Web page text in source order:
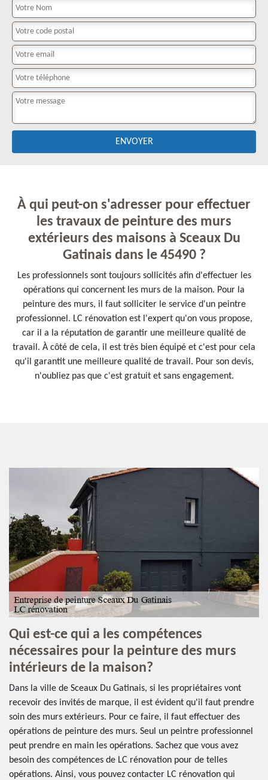
À qui peut-on s'adresser pour effectuer
les travaux de peinture des murs
extérieurs des maisons à Sceaux Du
Gatinais dans le 45490 ?
Les professionnels sont toujours sollicités afin d'effectuer les
opérations qui concernent les murs de la maison. Pour la
peinture des murs, il faut solliciter le service d'un peintre
professionnel. LC rénovation est l'expert qu'on vous propose,
car il a la réputation de garantir une meilleure qualité de
travail. À côté de cela, il est très bien équipé et c'est pour cela
qu'il garantit une meilleure qualité de travail. Pour son devis,
n'oubliez pas que c'est gratuit et sans engagement.
Qui est-ce qui a les compétences
nécessaires pour la peinture des murs
intérieurs de la maison?
Dans la ville de Sceaux Du Gatinais, si les propriétaires vont
recevoir des invités de marque, il est évident qu'il faut prendre
soin des murs extérieurs. Pour ce faire, il faut effectuer des
opérations de peinture des murs. Seul un peintre professionnel
peut prendre en main les opérations. Sachez que vous avez
besoin des compétences de LC rénovation pour de telles
opérations. Ainsi, vous pouvez contacter LC rénovation qui